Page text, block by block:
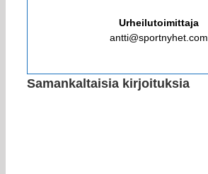
Urheilutoimittaja
antti@sportnyhet.com
Samankaltaisia kirjoituksia